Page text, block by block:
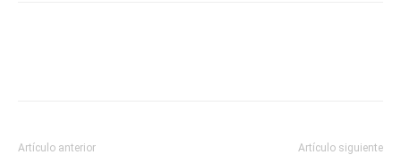
Artículo anterior Artículo siguiente